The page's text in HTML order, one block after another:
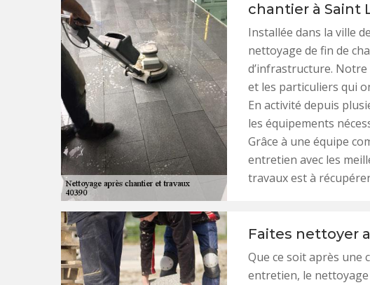
chantier à Saint
Installée dans la ville
nettoyage de fin de
d’infrastructure.
et les particuliers qui
En activité depuis
les équipements
Grâce à une équipe
entretien avec les
travaux est à
Faites nettoyer
Que ce soit après
entretien, le